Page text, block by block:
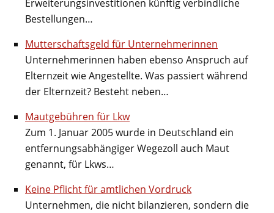
Erweiterungsinvestitionen künftig verbindliche
Bestellungen…
Mutterschaftsgeld für Unternehmerinnen
Unternehmerinnen haben ebenso Anspruch auf
Elternzeit wie Angestellte. Was passiert während
der Elternzeit? Besteht neben…
Mautgebühren für Lkw
Zum 1. Januar 2005 wurde in Deutschland ein
entfernungsabhängiger Wegezoll auch Maut
genannt, für Lkws…
Keine Pflicht für amtlichen Vordruck
Unternehmen, die nicht bilanzieren, sondern die